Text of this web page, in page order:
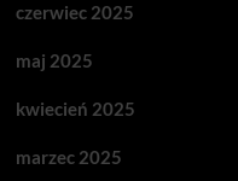
czerwiec 2025
maj 2025
kwiecień 2025
marzec 2025